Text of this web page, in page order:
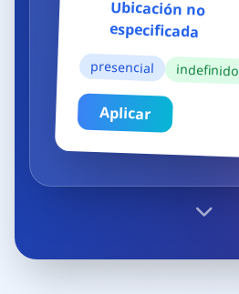
especificada
presencial indefinido
Aplicar